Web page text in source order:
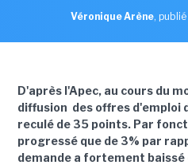
Véronique Arène,
D'après l'Apec, au cours du
diffusion des offres d'emploi
reculé de 35 points. Par
progressé que de 3% par
demande a fortement